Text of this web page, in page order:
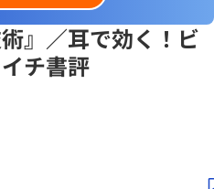
』／耳で効く！ビ
チ書評